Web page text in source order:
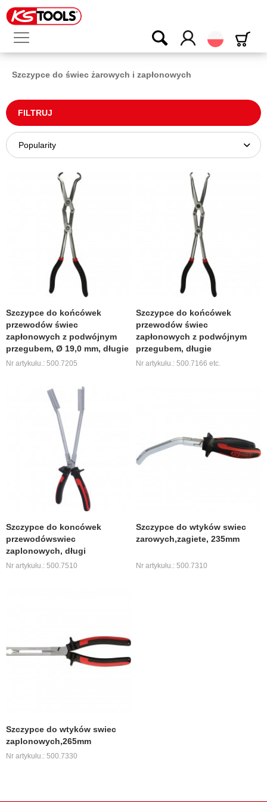
Polski
Szczypce do świec żarowych i zapłonowych
FILTRUJ
Szczypce do końcówek
przewodów świec
zapłonowych z podwójnym
przegubem, Ø 19,0 mm, długie
Nr artykułu.: 500.7205
Szczypce do końcówek
przewodów świec
zapłonowych z podwójnym
przegubem, długie
Nr artykułu.: 500.7166 etc.
Szczypce do koncówek
przewodówswiec
zaplonowych, długi
Nr artykułu.: 500.7510
Szczypce do wtyków swiec
zarowych,zagiete, 235mm
Nr artykułu.: 500.7310
Szczypce do wtyków swiec
zaplonowych,265mm
Nr artykułu.: 500.7330